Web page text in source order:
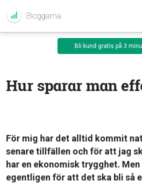
Bli kund gratis på 3
Hur sparar man
För mig har det alltid kommit
senare tillfällen och för att jag
har en ekonomisk trygghet.
egentligen för att det ska bli så